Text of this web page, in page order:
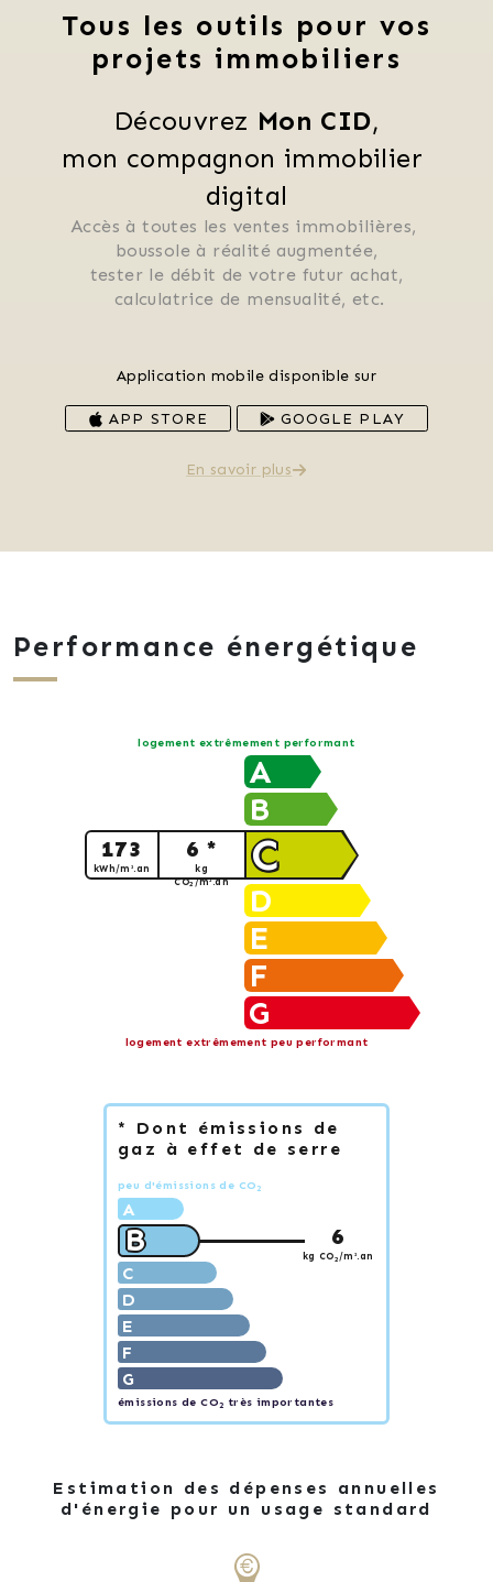
Tous les outils pour vos
projets immobiliers
Découvrez Mon CID,
mon compagnon immobilier
digital
Accès à toutes les ventes immobilières,
boussole à réalité augmentée,
tester le débit de votre futur achat,
calculatrice de mensualité, etc.
Application mobile disponible sur
APP STORE GOOGLE PLAY
En savoir plus
Performance énergétique
logement extrêmement performant
A
B
C
173
kWh/m².an
6 *
kg
CO2/m².an
D
E
F
G
logement extrêmement peu performant
* Dont émissions de
gaz à effet de serre
peu d'émissions de CO 2
A
B 6
kg CO2/m².an
C
D
E
F
G
émissions de CO2 très importantes
Estimation des dépenses annuelles
d'énergie pour un usage standard